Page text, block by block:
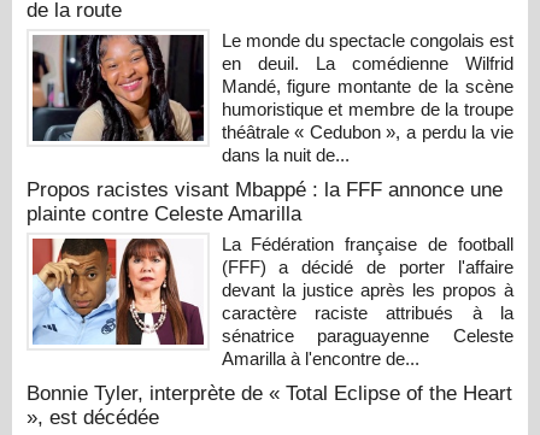
de la route
Le monde du spectacle congolais est
en deuil. La comédienne Wilfrid
Mandé, figure montante de la scène
humoristique et membre de la troupe
théâtrale « Cedubon », a perdu la vie
dans la nuit de...
Propos racistes visant Mbappé : la FFF annonce une
plainte contre Celeste Amarilla
La Fédération française de football
(FFF) a décidé de porter l'affaire
devant la justice après les propos à
caractère raciste attribués à la
sénatrice paraguayenne Celeste
Amarilla à l'encontre de...
Bonnie Tyler, interprète de « Total Eclipse of the Heart
», est décédée